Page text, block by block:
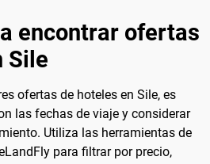
encontrar ofertas
Sile
ofertas de hoteles en Sile, es
las fechas de viaje y considerar
Utiliza las herramientas de
para filtrar por precio,